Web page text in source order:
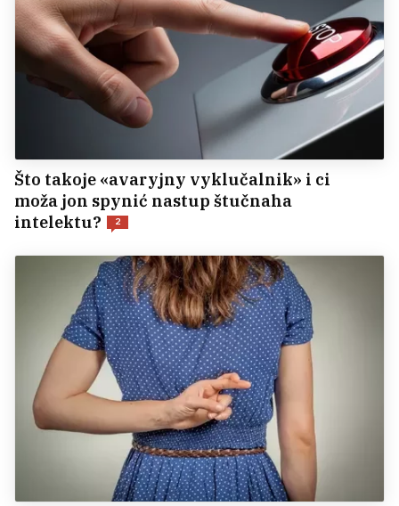
Što takoje «avaryjny vyklučalnik» i ci
moža jon spynić nastup štučnaha
intelektu?
2